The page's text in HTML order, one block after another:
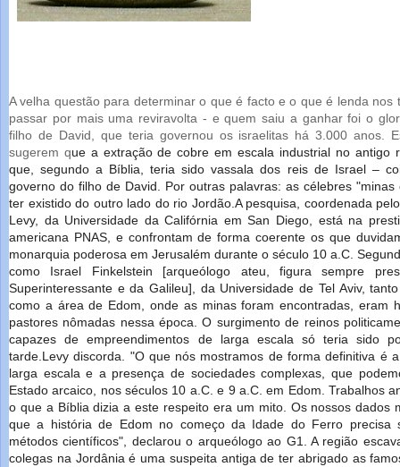
A velha questão para determinar o que é facto e o que é lenda nos
passar por mais uma reviravolta - e quem saiu a ganhar foi o
filho de David, que teria governou os israelitas há 3.000 anos.
sugerem que a extração de cobre em escala industrial no antigo
que, segundo a Bíblia, teria sido vassala dos reis de Israel –
governo do filho de David. Por outras palavras: as célebres
ter existido do outro lado do rio Jordão.A pesquisa, coordenada
Levy, da Universidade da Califórnia em San Diego, está na
americana PNAS, e confrontam de forma coerente os que
monarquia poderosa em Jerusalém durante o século 10 a.C.
como Israel Finkelstein [arqueólogo ateu, figura sempre
Superinteressante e da Galileu], da Universidade de Tel Aviv,
como a área de Edom, onde as minas foram encontradas, eram
pastores nômadas nessa época. O surgimento de reinos
capazes de empreendimentos de larga escala só teria sido
tarde.Levy discorda. "O que nós mostramos de forma definitiva é
larga escala e a presença de sociedades complexas, que
Estado arcaico, nos séculos 10 a.C. e 9 a.C. em Edom. Trabalhos
o que a Bíblia dizia a este respeito era um mito. Os nossos dados
que a história de Edom no começo da Idade do Ferro precisa
métodos científicos", declarou o arqueólogo ao G1. A região
colegas na Jordânia é uma suspeita antiga de ter abrigado as